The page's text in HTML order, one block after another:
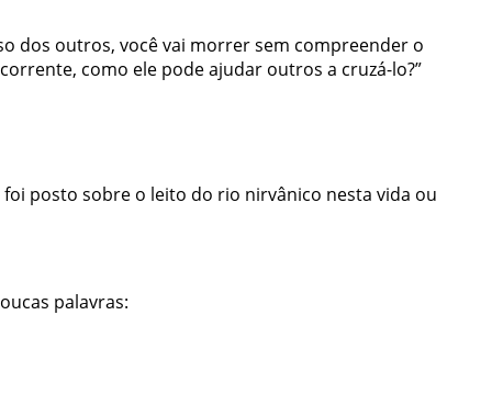
dos outros, você vai morrer sem compreender o
como ele pode ajudar outros a cruzá-lo?”
foi posto sobre o leito do rio nirvânico nesta vida ou
palavras: